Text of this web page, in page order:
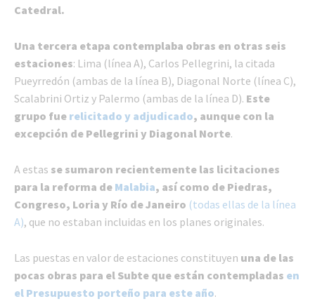
Catedral.
Una tercera etapa contemplaba obras en otras seis
estaciones: Lima (línea A), Carlos Pellegrini, la citada
Pueyrredón (ambas de la línea B), Diagonal Norte (línea C),
Scalabrini Ortiz y Palermo (ambas de la línea D). Este
grupo fue relicitado y adjudicado, aunque con la
excepción de Pellegrini y Diagonal Norte.
A estas se sumaron recientemente las licitaciones
para la reforma de Malabia, así como de Piedras,
Congreso, Loria y Río de Janeiro (todas ellas de la línea
A), que no estaban incluidas en los planes originales.
Las puestas en valor de estaciones constituyen una de las
pocas obras para el Subte que están contempladas en
el Presupuesto porteño para este año.